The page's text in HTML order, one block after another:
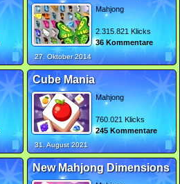
Mahjong
2.315.821 Klicks
36 Kommentare
27. Oktober 2014
Cube Mania
Mahjong
760.021 Klicks
245 Kommentare
31. August 2021
New Mahjong Dimensions